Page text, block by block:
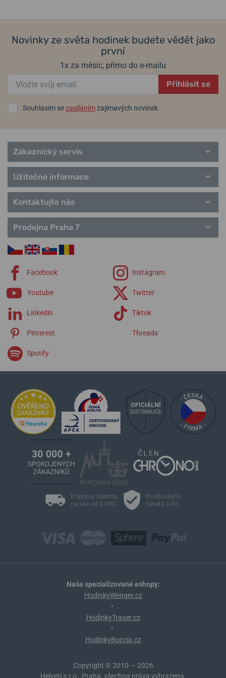
Novinky ze světa hodinek budete vědět jako
první
1x za měsíc, přímo do e-mailu
Přihlásit se
Souhlasím sezasílánímzajímavých novinek.
Zákaznický servis
Užitečné informace
Kontaktujte nás
Prodejna Praha 7
Facebook Instagram
Youtube Twitter
Linkedin Tiktok
Pinterest Threads
Spotify
Doprava zdarma
na vše od 3 000,-
Prodloužená
záruka 5 let
Naše specializované eshopy:
HodinkyWenger.cz
•
HodinkyTraser.cz
•
HodinkyBoccia.cz
Copyright © 2010 — 2026
Helveti s.r.o., Praha, všechna práva vyhrazena.